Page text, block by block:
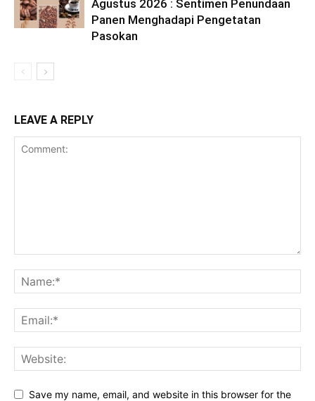
Agustus 2026 : Sentimen Penundaan
Panen Menghadapi Pengetatan
Pasokan
LEAVE A REPLY
Save my name, email, and website in this browser for the